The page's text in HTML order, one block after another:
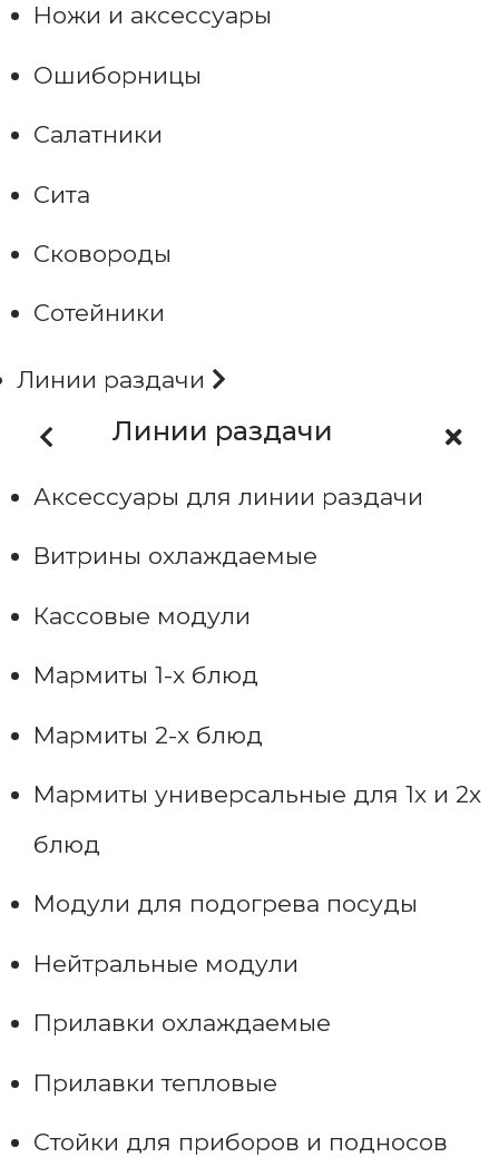
Ножи и аксессуары
Ошиборницы
Салатники
Сита
Сковороды
Сотейники
Линии раздачи
Линии раздачи
Аксессуары для линии раздачи
Витрины охлаждаемые
Кассовые модули
Мармиты 1-х блюд
Мармиты 2-х блюд
Мармиты универсальные для 1х и 2х
блюд
Модули для подогрева посуды
Нейтральные модули
Прилавки охлаждаемые
Прилавки тепловые
Стойки для приборов и подносов